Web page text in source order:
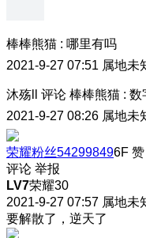
棒棒熊猫 : 哪里有吗
2021-9-27 07:51 属地未
沐殇ll 评论 棒棒熊猫 : 数
2021-9-27 08:26 属地未
荣耀粉丝542998496F 赞
评论 举报
LV7荣耀30
2021-9-27 07:57 属地未
要解散了，逆天了